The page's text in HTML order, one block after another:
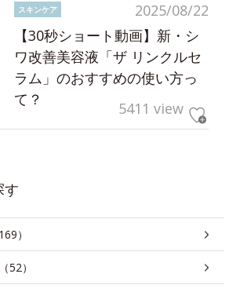
2025/08/22
スキンケア
【30秒ショート動画】新・シ
ワ改善美容液「ザ リンクルセ
ラム」のおすすめの使い方っ
て？
5411 view
す
）
52）